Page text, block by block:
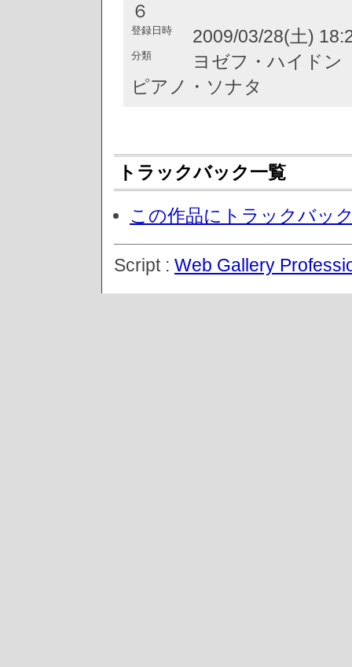
６
登録日時 2009/03/28(土)
分類
ヨゼフ・ハイド
ピアノ・ソナタ
トラックバック一覧
この作品にトラックバッ
Script : Web Gallery